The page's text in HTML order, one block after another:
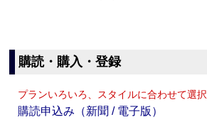
購読・購入・登録
プランいろいろ、スタイルに合わせて選択
購読申込み（新聞 / 電子版）